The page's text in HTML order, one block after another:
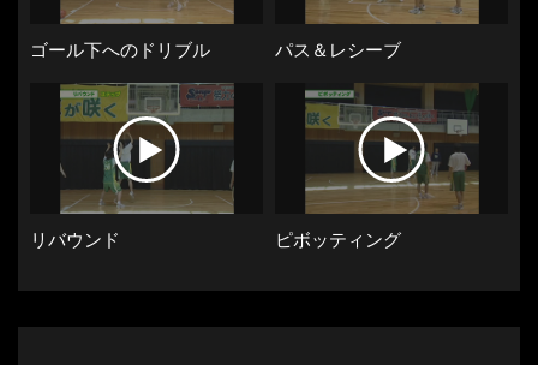
ゴール下へのドリブル パス＆レシーブ
リバウンド ピボッティング